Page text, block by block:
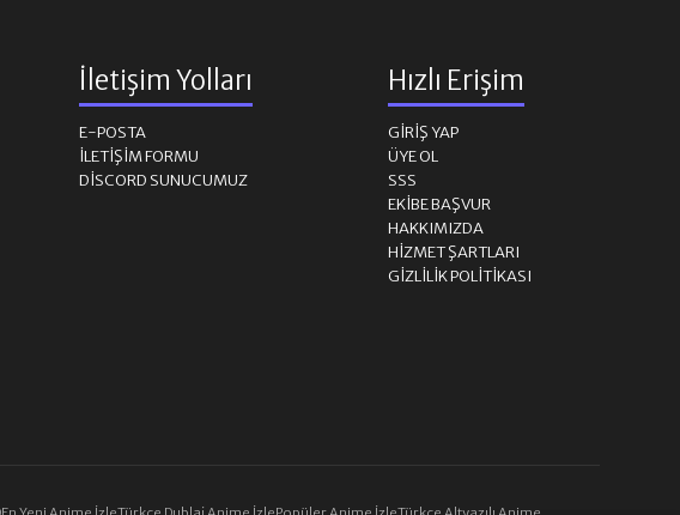
İletişim Yolları
E-POSTA
İLETIŞIM FORMU
DISCORD SUNUCUMUZ
Hızlı Erişim
GIRIŞ YAP
ÜYE OL
SSS
EKIBE BAŞVUR
HAKKIMIZDA
HIZMET ŞARTLARI
GIZLILIK POLITIKASI